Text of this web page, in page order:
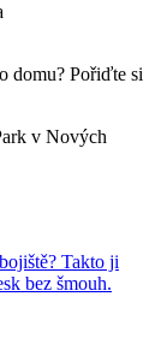
domu? Pořiďte si
v Nových
Takto ji
bez šmouh.